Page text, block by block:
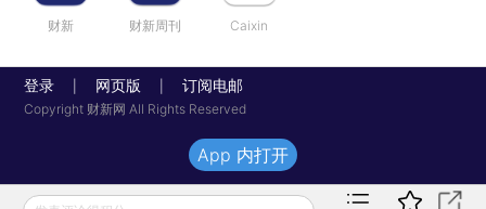
财新 财新周刊 Caixin
登录 网页版 订阅电邮
Copyright 财新网 All Rights Reserved
App 内打开